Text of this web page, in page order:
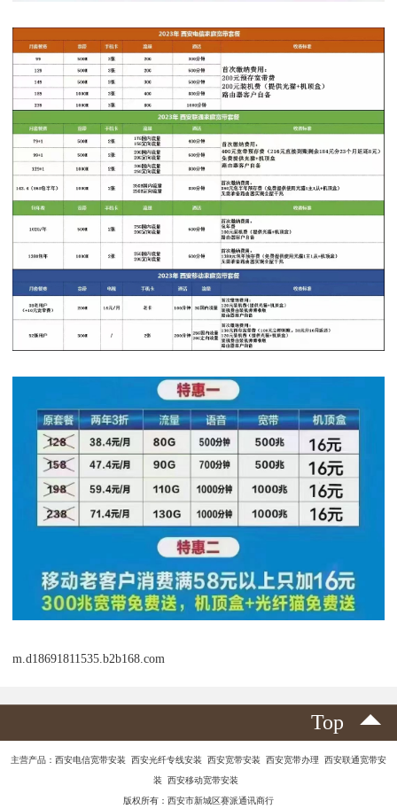
m.d18691811535.b2b168.com
Top
主营产品：西安电信宽带安装 西安光纤专线安装 西安宽带安装 西安宽带办理 西安联通宽带安
装 西安移动宽带安装
版权所有：西安市新城区赛派通讯商行